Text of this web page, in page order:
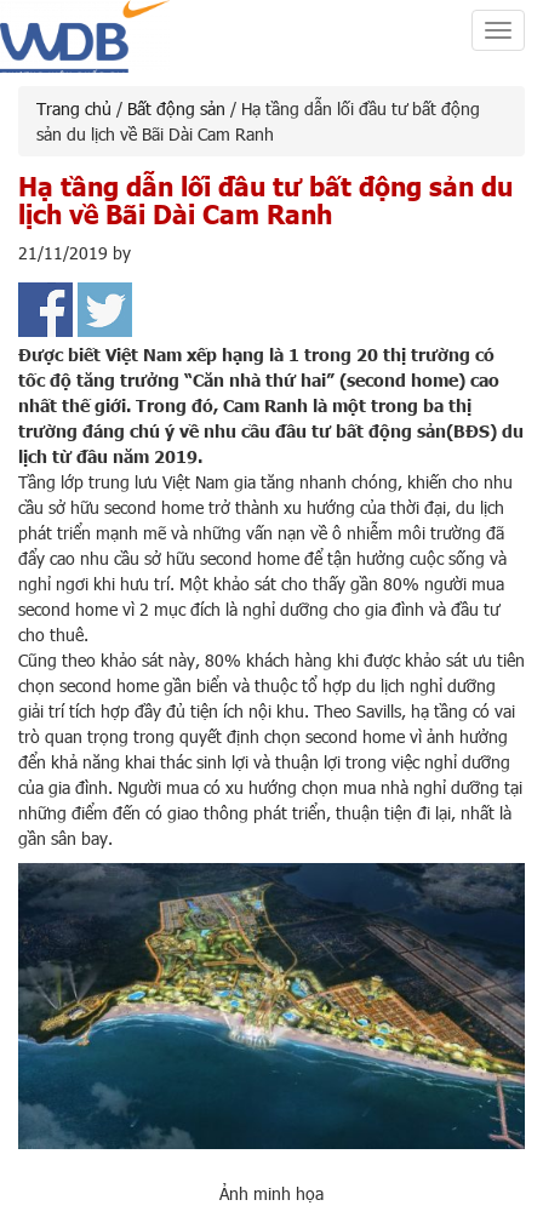
Trang chủ / Bất động sản / Hạ tầng dẫn lối đầu tư bất động
sản du lịch về Bãi Dài Cam Ranh
Hạ tầng dẫn lối đầu tư bất động sản du
lịch về Bãi Dài Cam Ranh
21/11/2019 by
Được biết Việt Nam xếp hạng là 1 trong 20 thị trường có
tốc độ tăng trưởng “Căn nhà thứ hai” (second home) cao
nhất thế giới. Trong đó, Cam Ranh là một trong ba thị
trường đáng chú ý về nhu cầu đầu tư bất động sản(BĐS) du
lịch từ đầu năm 2019.
Tầng lớp trung lưu Việt Nam gia tăng nhanh chóng, khiến cho nhu
cầu sở hữu second home trở thành xu hướng của thời đại, du lịch
phát triển mạnh mẽ và những vấn nạn về ô nhiễm môi trường đã
đẩy cao nhu cầu sở hữu second home để tận hưởng cuộc sống và
nghỉ ngơi khi hưu trí. Một khảo sát cho thấy gần 80% người mua
second home vì 2 mục đích là nghỉ dưỡng cho gia đình và đầu tư
cho thuê.
Cũng theo khảo sát này, 80% khách hàng khi được khảo sát ưu tiên
chọn second home gần biển và thuộc tổ hợp du lịch nghỉ dưỡng
giải trí tích hợp đầy đủ tiện ích nội khu. Theo Savills, hạ tầng có vai
trò quan trọng trong quyết định chọn second home vì ảnh hưởng
đển khả năng khai thác sinh lợi và thuận lợi trong việc nghỉ dưỡng
của gia đình. Người mua có xu hướng chọn mua nhà nghỉ dưỡng tại
những điểm đến có giao thông phát triển, thuận tiện đi lại, nhất là
gần sân bay.
Ảnh minh họa